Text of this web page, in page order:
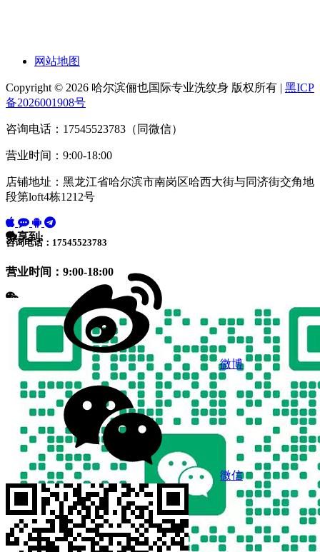
网站地图
Copyright © 2026 哈尔滨俪也国际专业洗纹身 版权所有 | 黑ICP
备2026001908号
咨询电话：17545523783（同微信）
营业时间：9:00-18:00
店铺地址：黑龙江省哈尔滨市南岗区哈西大街与同济街交角地
段第loft4栋1212号
咨询电话：17545523783
营业时间：9:00-18:00
分享到:
微博
微信